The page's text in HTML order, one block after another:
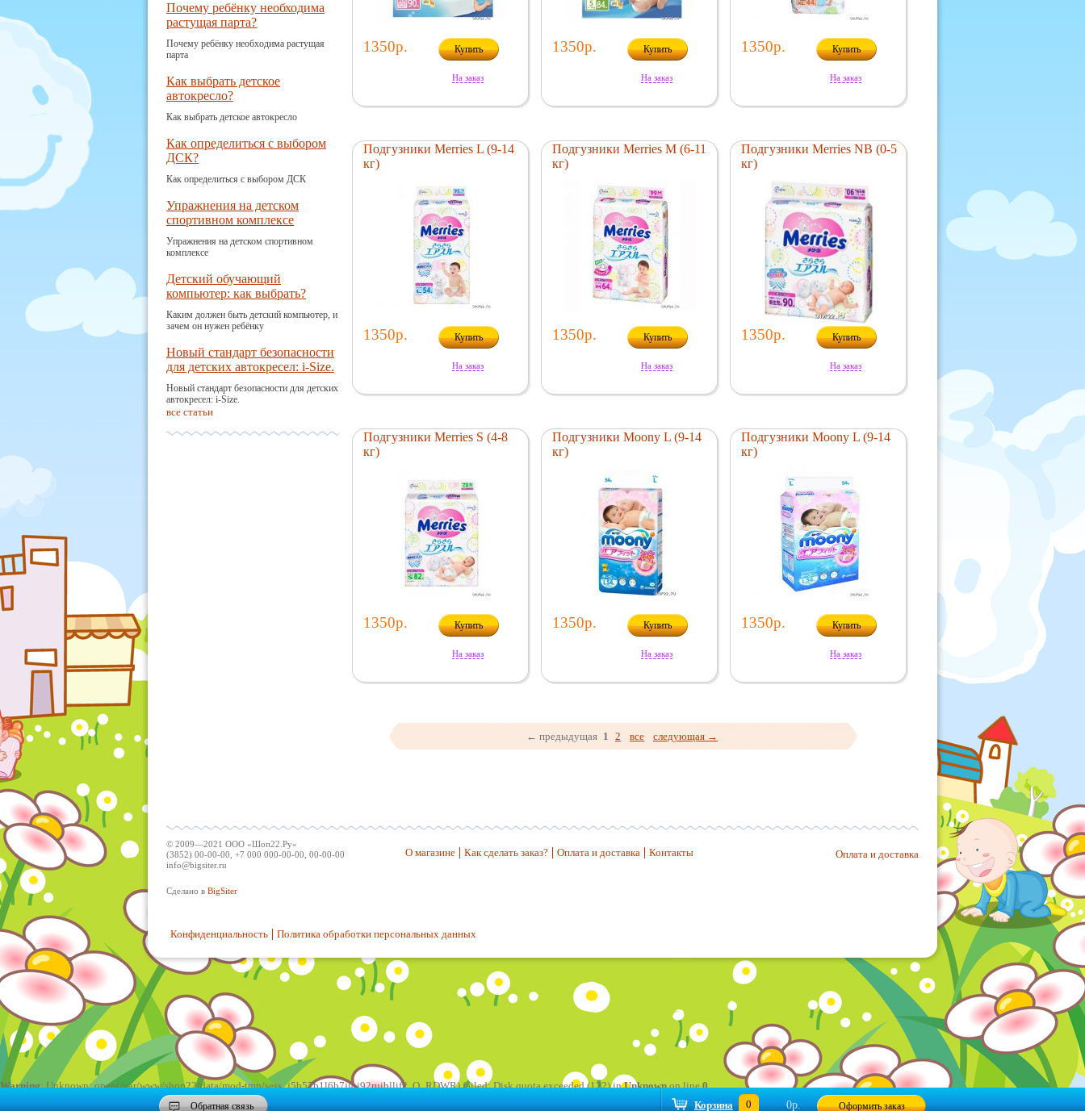
Почему ребёнку необходима
растущая парта?
Почему ребёнку необходима растущая
парта
Как выбрать детское
автокресло?
Как выбрать детское автокресло
Как определиться с выбором
ДСК?
Как определиться с выбором ДСК
Упражнения на детском
спортивном комплексе
Упражнения на детском спортивном
комплексе
Детский обучающий
компьютер: как выбрать?
Каким должен быть детский компьютер, и
зачем он нужен ребёнку
Новый стандарт безопасности
для детских автокресел: i-Size.
Новый стандарт безопасности для детских
автокресел: i-Size.
все статьи
1350р. Купить
На заказ
1350р. Купить
На заказ
1350р. Купить
На заказ
Подгузники Merries L (9-14
кг)
1350р. Купить
На заказ
Подгузники Merries M (6-11
кг)
1350р. Купить
На заказ
Подгузники Merries NB (0-5
кг)
1350р. Купить
На заказ
Подгузники Merries S (4-8
кг)
1350р. Купить
На заказ
Подгузники Moony L (9-14
кг)
1350р. Купить
На заказ
Подгузники Moony L (9-14
кг)
1350р. Купить
На заказ
← предыдущая 1 2 все следующая →
© 2009—2021 ООО «Шоп22.Ру»
(3852) 00-00-00, +7 000 000-00-00, 00-00-00
info@bigsiter.ru
Сделано в BigSiter
О магазине Как сделать заказ? Оплата и доставка Контакты Оплата и доставка
Конфиденциальность Политика обработки персональных данных
Обратная связь Оформить заказ
0р.
Корзина 0
Warning: Unknown: open(/var/www/shop22/data/mod-tmp/sess_j5b57b1l6b7jlqi92ruibllif2, O_RDWR) failed: Disk quota exceeded (122) inUnknownon line0